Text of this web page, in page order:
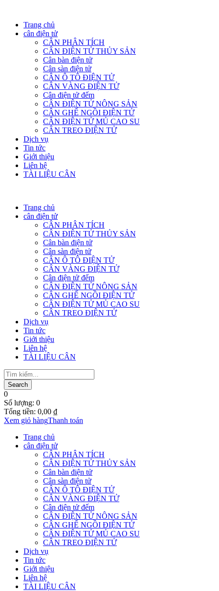
Trang chủ
cân điện tử
CÂN PHÂN TÍCH
CÂN ĐIỆN TỬ THỦY SẢN
Cân bàn điện tử
Cân sàn điện tử
CÂN Ô TÔ ĐIỆN TỬ
CÂN VÀNG ĐIỆN TỬ
Cân điện tử đếm
CÂN ĐIỆN TỬ NÔNG SẢN
CÂN GHẾ NGỒI ĐIỆN TỬ
CÂN ĐIỆN TỬ MỦ CAO SU
CÂN TREO ĐIỆN TỬ
Dịch vụ
Tin tức
Giới thiệu
Liên hệ
TÀI LIỆU CÂN
Trang chủ
cân điện tử
CÂN PHÂN TÍCH
CÂN ĐIỆN TỬ THỦY SẢN
Cân bàn điện tử
Cân sàn điện tử
CÂN Ô TÔ ĐIỆN TỬ
CÂN VÀNG ĐIỆN TỬ
Cân điện tử đếm
CÂN ĐIỆN TỬ NÔNG SẢN
CÂN GHẾ NGỒI ĐIỆN TỬ
CÂN ĐIỆN TỬ MỦ CAO SU
CÂN TREO ĐIỆN TỬ
Dịch vụ
Tin tức
Giới thiệu
Liên hệ
TÀI LIỆU CÂN
0
Số lượng: 0
Tổng tiền: 0,00 ₫
Xem giỏ hàngThanh toán
Trang chủ
cân điện tử
CÂN PHÂN TÍCH
CÂN ĐIỆN TỬ THỦY SẢN
Cân bàn điện tử
Cân sàn điện tử
CÂN Ô TÔ ĐIỆN TỬ
CÂN VÀNG ĐIỆN TỬ
Cân điện tử đếm
CÂN ĐIỆN TỬ NÔNG SẢN
CÂN GHẾ NGỒI ĐIỆN TỬ
CÂN ĐIỆN TỬ MỦ CAO SU
CÂN TREO ĐIỆN TỬ
Dịch vụ
Tin tức
Giới thiệu
Liên hệ
TÀI LIỆU CÂN